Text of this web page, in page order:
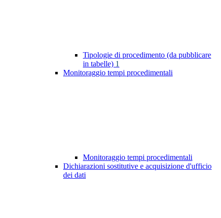
Tipologie di procedimento (da pubblicare
in tabelle) 1
Monitoraggio tempi procedimentali
Monitoraggio tempi procedimentali
Dichiarazioni sostitutive e acquisizione d'ufficio
dei dati